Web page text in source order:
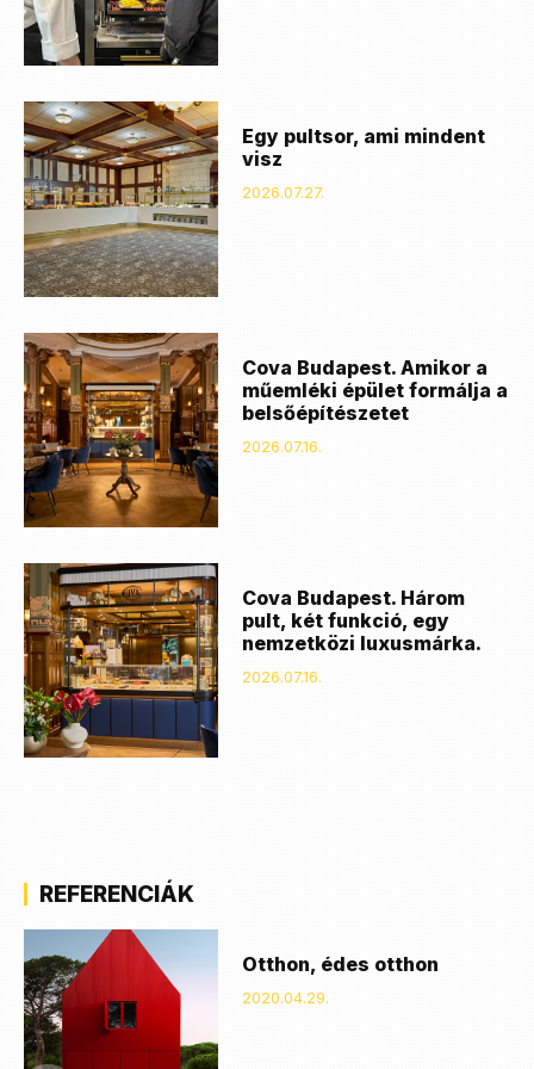
Egy pultsor, ami mindent
visz
2026.07.27.
Cova Budapest. Amikor a
műemléki épület formálja a
belsőépítészetet
2026.07.16.
Cova Budapest. Három
pult, két funkció, egy
nemzetközi luxusmárka.
2026.07.16.
REFERENCIÁK
Otthon, édes otthon
2020.04.29.